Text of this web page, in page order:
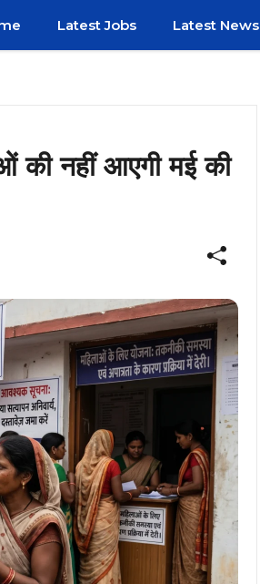
Latest Jobs Latest News
की नहीं आएगी मई की